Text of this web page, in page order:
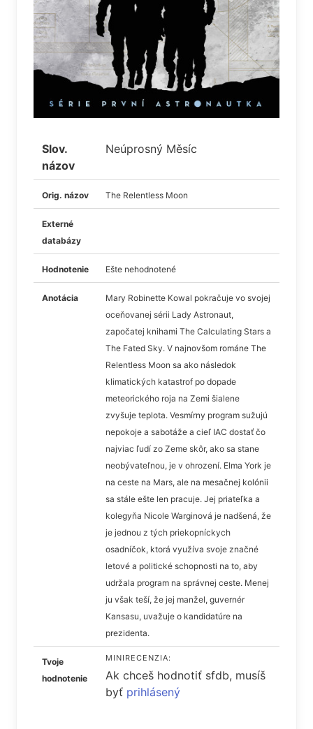
Slov.
názov
Neúprosný Měsíc
Orig. názov The Relentless Moon
Externé
databázy
Hodnotenie Ešte nehodnotené
Anotácia
Mary Robinette Kowal pokračuje vo svojej
oceňovanej sérii Lady Astronaut,
započatej knihami The Calculating Stars a
The Fated Sky. V najnovšom románe The
Relentless Moon sa ako následok
klimatických katastrof po dopade
meteorického roja na Zemi šialene
zvyšuje teplota. Vesmírny program sužujú
nepokoje a sabotáže a cieľ IAC dostať čo
najviac ľudí zo Zeme skôr, ako sa stane
neobývateľnou, je v ohrození. Elma York je
na ceste na Mars, ale na mesačnej kolónii
sa stále ešte len pracuje. Jej priateľka a
kolegyňa Nicole Warginová je nadšená, že
je jednou z tých priekopníckych
osadníčok, ktorá využíva svoje značné
letové a politické schopnosti na to, aby
udržala program na správnej ceste. Menej
ju však teší, že jej manžel, guvernér
Kansasu, uvažuje o kandidatúre na
prezidenta.
Tvoje
hodnotenie
MINIRECENZIA:
Ak chceš hodnotiť sfdb, musíš
byť prihlásený